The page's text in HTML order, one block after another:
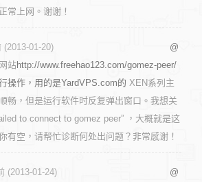
常上网。谢谢！
(2013-01-20)
@
站http://www.freehao123.com/gomez-peer/
操作，用的是YardVPS.com的 XEN系列主
畅，但是运行软件时反复弹出窗口。我想关
to connect to gomez peer” ，大概就是这
有空，请帮忙诊断何处出问题？非常感谢！
(2013-01-24)
@